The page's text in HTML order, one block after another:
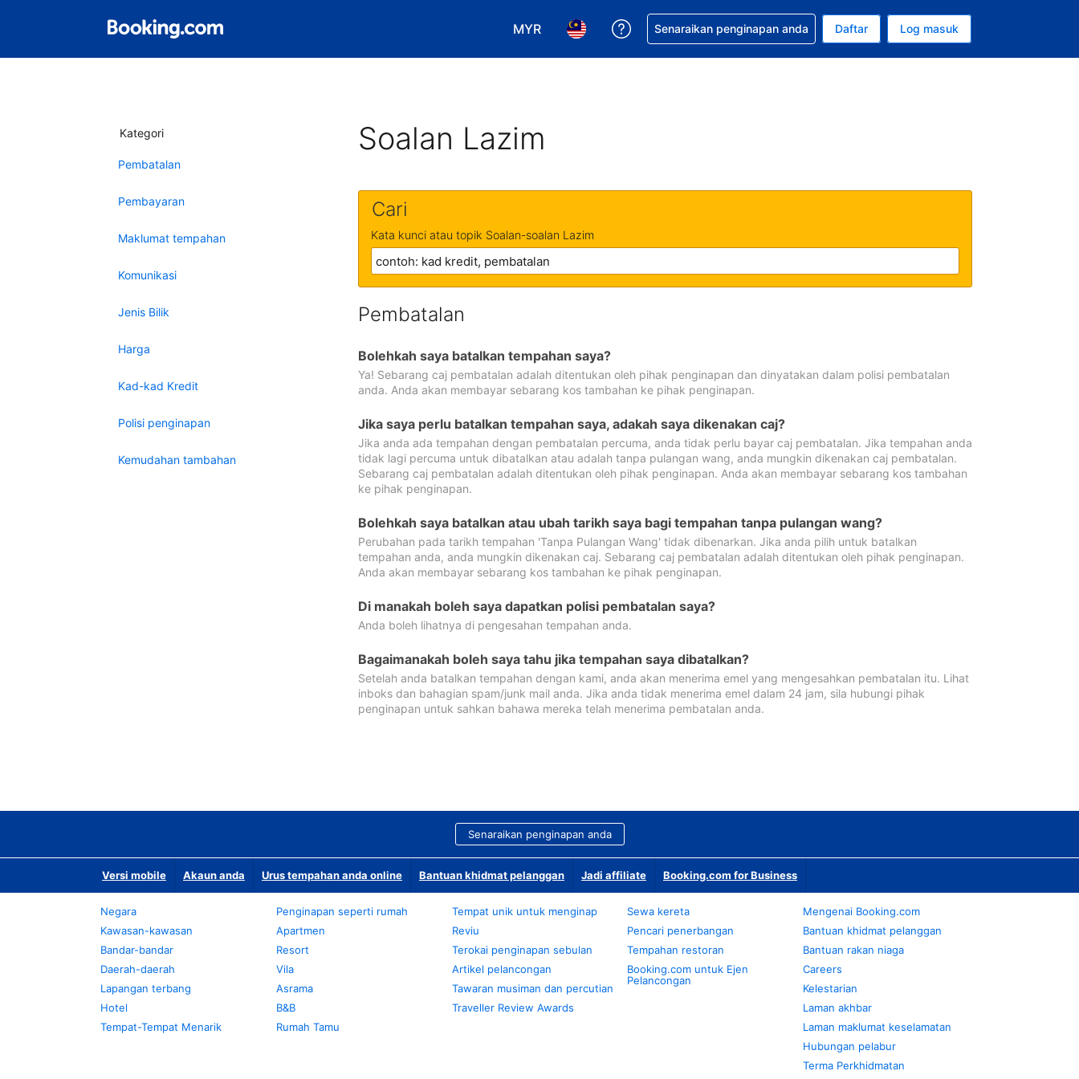
MYR
Pilih mata wang anda. Mata wang semasa anda adalah Ringgit Malaysia
Pilih bahasa anda. Bahasa semasa anda adalah Bahasa Malaysia
Dapatkan bantuan bagi tempahan anda
Senaraikan penginapan anda Daftar Log masuk
Kategori
Pembatalan
Pembayaran
Maklumat tempahan
Komunikasi
Jenis Bilik
Harga
Kad-kad Kredit
Polisi penginapan
Kemudahan tambahan
Soalan Lazim
Cari
Kata kunci atau topik Soalan-soalan Lazim
Pembatalan
Bolehkah saya batalkan tempahan saya?
Ya! Sebarang caj pembatalan adalah ditentukan oleh pihak penginapan dan dinyatakan dalam polisi pembatalan
anda. Anda akan membayar sebarang kos tambahan ke pihak penginapan.
Jika saya perlu batalkan tempahan saya, adakah saya dikenakan caj?
Jika anda ada tempahan dengan pembatalan percuma, anda tidak perlu bayar caj pembatalan. Jika tempahan anda
tidak lagi percuma untuk dibatalkan atau adalah tanpa pulangan wang, anda mungkin dikenakan caj pembatalan.
Sebarang caj pembatalan adalah ditentukan oleh pihak penginapan. Anda akan membayar sebarang kos tambahan
ke pihak penginapan.
Bolehkah saya batalkan atau ubah tarikh saya bagi tempahan tanpa pulangan wang?
Perubahan pada tarikh tempahan 'Tanpa Pulangan Wang' tidak dibenarkan. Jika anda pilih untuk batalkan
tempahan anda, anda mungkin dikenakan caj. Sebarang caj pembatalan adalah ditentukan oleh pihak penginapan.
Anda akan membayar sebarang kos tambahan ke pihak penginapan.
Di manakah boleh saya dapatkan polisi pembatalan saya?
Anda boleh lihatnya di pengesahan tempahan anda.
Bagaimanakah boleh saya tahu jika tempahan saya dibatalkan?
Setelah anda batalkan tempahan dengan kami, anda akan menerima emel yang mengesahkan pembatalan itu. Lihat
inboks dan bahagian spam/junk mail anda. Jika anda tidak menerima emel dalam 24 jam, sila hubungi pihak
penginapan untuk sahkan bahawa mereka telah menerima pembatalan anda.
Senaraikan penginapan anda
Versi mobile Akaun anda Urus tempahan anda online Bantuan khidmat pelanggan Jadi affiliate Booking.com for Business
Negara
Kawasan-kawasan
Bandar-bandar
Daerah-daerah
Lapangan terbang
Hotel
Tempat-Tempat Menarik
Penginapan seperti rumah
Apartmen
Resort
Vila
Asrama
B&B
Rumah Tamu
Tempat unik untuk menginap
Reviu
Terokai penginapan sebulan
Artikel pelancongan
Tawaran musiman dan percutian
Traveller Review Awards
Sewa kereta
Pencari penerbangan
Tempahan restoran
Booking.com untuk Ejen
Pelancongan
Mengenai Booking.com
Bantuan khidmat pelanggan
Bantuan rakan niaga
Careers
Kelestarian
Laman akhbar
Laman maklumat keselamatan
Hubungan pelabur
Terma Perkhidmatan